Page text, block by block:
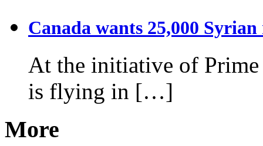
Canada wants 25,000 Syrian
At the initiative of Prime
is flying in […]
More